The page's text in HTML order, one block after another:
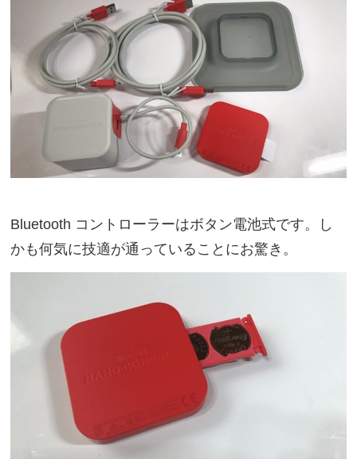
Bluetooth コントローラーはボタン電池式です。し
かも何気に技適が通っていることにお驚き。